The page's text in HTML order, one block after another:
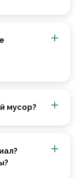
мусор?